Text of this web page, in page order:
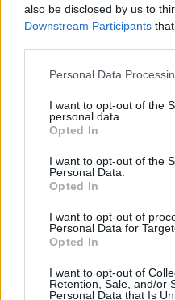
also be disclosed by us to
Downstream Participants
Please note that this
not limited to your visit or
grant or deny consent to
use your data for below
consent section.
Personal Data
I want to opt-out of the
personal data.
Opted In
I want to opt-out of the
Personal Data.
Opted In
I want to opt-out of
Personal Data for
Opted In
I want to opt-out of
Retention, Sale, and/or
Personal Data that Is
A gyergyói
bemutatkozása
AKatonadolog –